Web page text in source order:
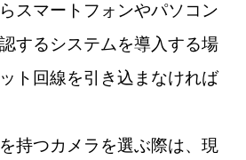
スマートフォンやパソコン
するシステムを導入する場
ト回線を引き込まなければ
持つカメラを選ぶ際は、現